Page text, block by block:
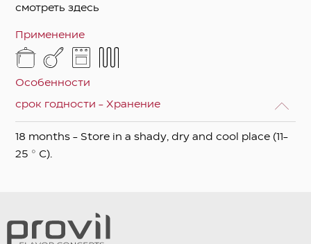
смотреть здесь
Применение
Особенности
срок годности - Хранение
18 months - Store in a shady, dry and cool place (11-
25 ° C).